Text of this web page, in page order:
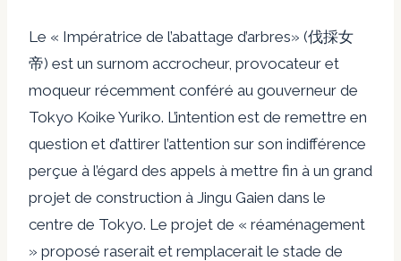
Le « Impératrice de l’abattage d’arbres» (伐採女
帝) est un surnom accrocheur, provocateur et
moqueur récemment conféré au gouverneur de
Tokyo Koike Yuriko. L’intention est de remettre en
question et d’attirer l’attention sur son indifférence
perçue à l’égard des appels à mettre fin à un grand
projet de construction à Jingu Gaien dans le
centre de Tokyo. Le projet de « réaménagement
» proposé raserait et remplacerait le stade de